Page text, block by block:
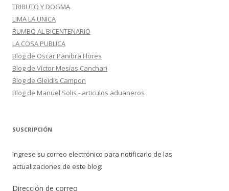
TRIBUTO Y DOGMA
LIMA LA UNICA
RUMBO AL BICENTENARIO
LA COSA PUBLICA
Blog de Oscar Panibra Flores
Blog de Víctor Mesías Canchari
Blog de Gleidis Campon
Blog de Manuel Solis - articulos aduaneros
SUSCRIPCIÓN
Ingrese su correo electrónico para notificarlo de las
actualizaciones de este blog:
Dirección de correo